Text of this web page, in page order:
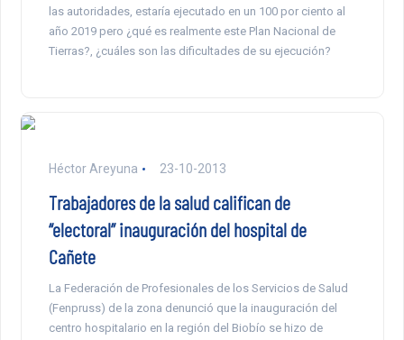
las autoridades, estaría ejecutado en un 100 por ciento al
año 2019 pero ¿qué es realmente este Plan Nacional de
Tierras?, ¿cuáles son las dificultades de su ejecución?
Héctor Areyuna 23-10-2013
Trabajadores de la salud califican de
“electoral” inauguración del hospital de
Cañete
La Federación de Profesionales de los Servicios de Salud
(Fenpruss) de la zona denunció que la inauguración del
centro hospitalario en la región del Biobío se hizo de